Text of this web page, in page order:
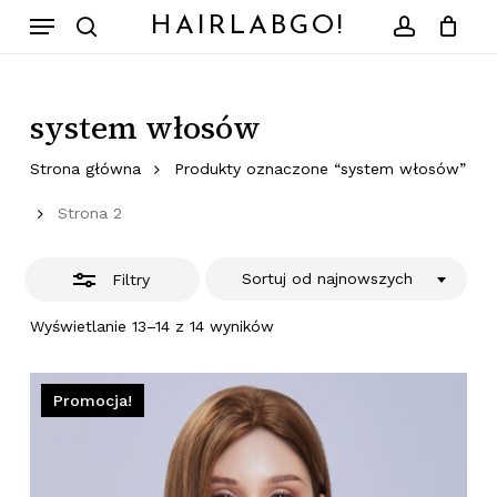
HAIRLABGO!
Menu
system włosów
Strona główna Produkty oznaczone “system włosów”
Strona 2
Filtry
Wyświetlanie 13–14 z 14 wynikówPosortowane
Sortuj od najnowszych
Promocja!